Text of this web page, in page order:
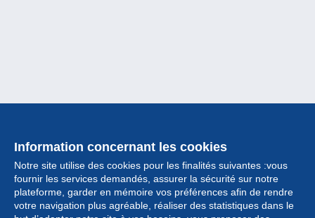
Information concernant les cookies
Notre site utilise des cookies pour les finalités suivantes :vous
fournir les services demandés, assurer la sécurité sur notre
plateforme, garder en mémoire vos préférences afin de rendre
votre navigation plus agréable, réaliser des statistiques dans le